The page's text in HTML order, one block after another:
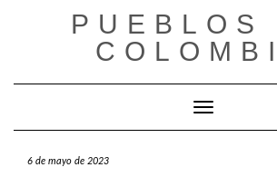
PUEBLOS
Cambiar modo
6 de mayo de 2023